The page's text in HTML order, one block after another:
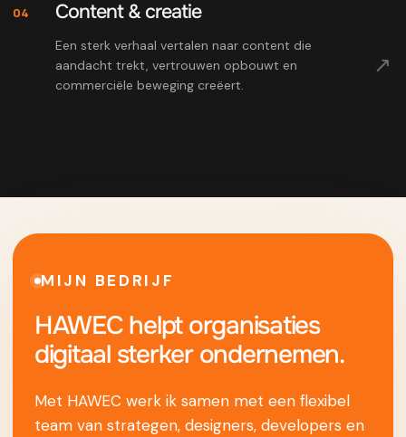
04 Content & creatie
Een sterk verhaal vertalen naar content die
aandacht trekt, vertrouwen opbouwt en
commerciële beweging creëert.
↗
MIJN BEDRIJF
HAWEC helpt organisaties
digitaal sterker ondernemen.
Met HAWEC werk ik samen met een flexibel
team van strategen, designers, developers en